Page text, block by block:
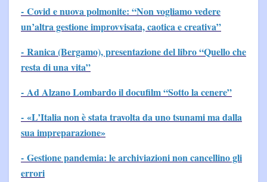
- Covid e nuova polmonite: “Non vogliamo vedere
un’altra gestione improvvisata, caotica e creativa”
- Ranica (Bergamo), presentazione del libro “Quello che
resta di una vita”
- Ad Alzano Lombardo il docufilm “Sotto la cenere”
- «L’Italia non è stata travolta da uno tsunami ma dalla
sua impreparazione»
- Gestione pandemia: le archiviazioni non cancellino gli
errori